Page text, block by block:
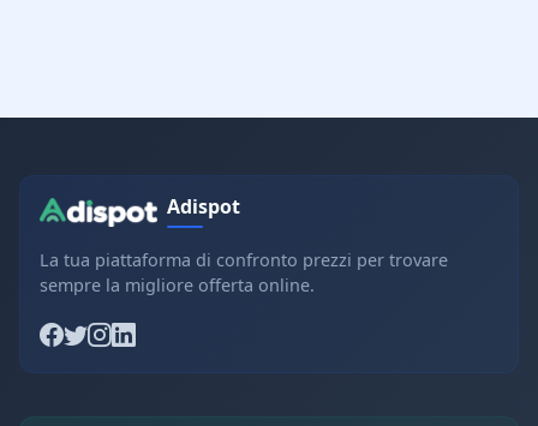
Adispot
La tua piattaforma di confronto prezzi per trovare
sempre la migliore offerta online.